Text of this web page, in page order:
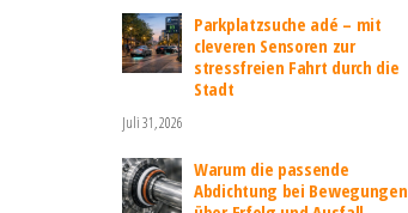
Parkplatzsuche adé – mit
cleveren Sensoren zur
stressfreien Fahrt durch die
Stadt
Juli 31, 2026
Warum die passende
Abdichtung bei Bewegungen